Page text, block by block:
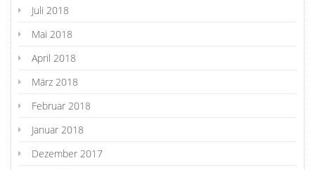
Juli 2018
Mai 2018
April 2018
März 2018
Februar 2018
Januar 2018
Dezember 2017